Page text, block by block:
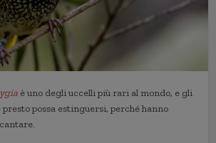
è uno degli uccelli più rari al mondo, e gli
possa estinguersi, perché hanno